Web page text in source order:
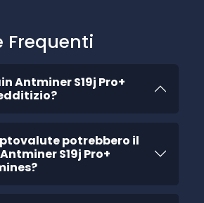
Frequenti
Antminer S19j Pro+
potrebbero il
S19j Pro+